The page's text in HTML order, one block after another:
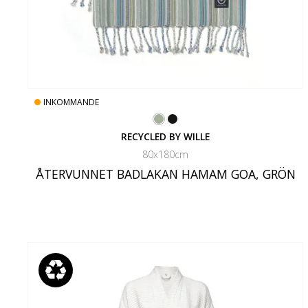
INKOMMANDE
RECYCLED BY WILLE
80x180cm
ÅTERVUNNET BADLAKAN HAMAM GOA, GRÖN